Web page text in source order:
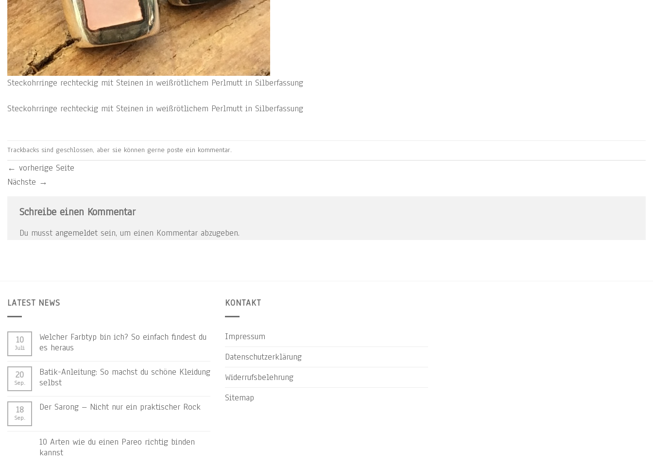
Steckohrringe rechteckig mit Steinen in weißrötlichem Perlmutt in Silberfassung
Steckohrringe rechteckig mit Steinen in weißrötlichem Perlmutt in Silberfassung
Trackbacks sind geschlossen, aber sie können gerne poste ein kommentar.
← vorherige Seite
Nächste →
Schreibe einen Kommentar
Du musst angemeldet sein, um einen Kommentar abzugeben.
LATEST NEWS
10
Juli
Welcher Farbtyp bin ich? So einfach findest du
es heraus
20
Sep.
Batik-Anleitung: So machst du schöne Kleidung
selbst
18
Sep.
Der Sarong – Nicht nur ein praktischer Rock
10 Arten wie du einen Pareo richtig binden
kannst
KONTAKT
Impressum
Datenschutzerklärung
Widerrufsbelehrung
Sitemap